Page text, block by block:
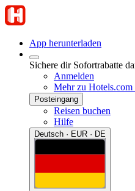
App herunterladen
Sichere dir Sofortrabatte
Anmelden
Mehr zu Hotels.com
Posteingang
Reisen buchen
Hilfe
Deutsch · EUR · DE